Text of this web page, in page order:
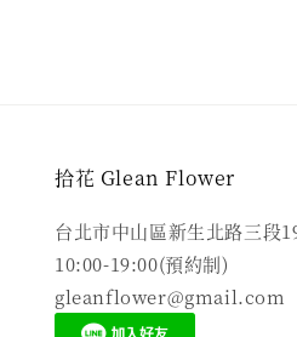
拾花 Glean Flower
台北市中山區新生北路三段
10:00-19:00(預約制)
gleanflower@gmail.com